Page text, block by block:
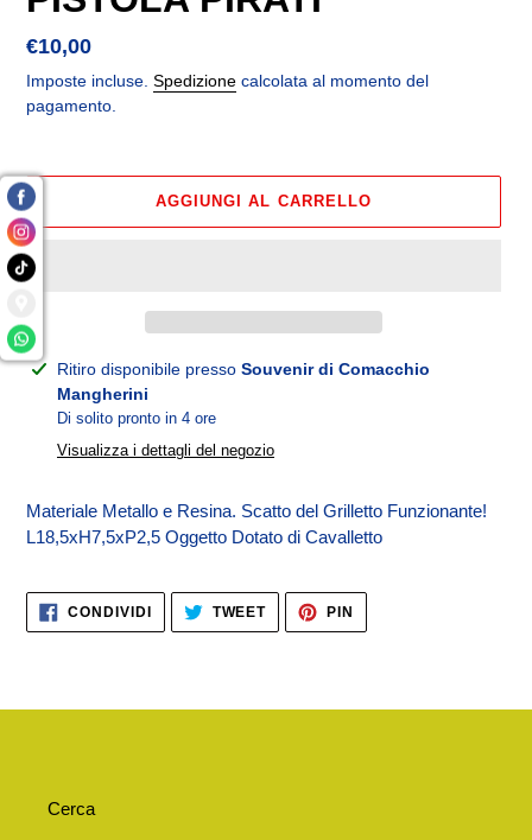
Prezzo
di
listino
€10,00
Imposte incluse. Spedizione calcolata al momento del
pagamento.
AGGIUNGI AL CARRELLO
Inserimento
prodotto
Ritiro disponibile presso Souvenir di Comacchio
Mangherini
Di solito pronto in 4 ore
Visualizza i dettagli del negozio
Materiale Metallo e Resina. Scatto del Grilletto Funzionante!
L18,5xH7,5xP2,5 Oggetto Dotato di Cavalletto
CONDIVIDI CONDIVIDI
FACEBOOK
TWEETTWITTA
TWITTER
PIN
PINTEREST
Cerca